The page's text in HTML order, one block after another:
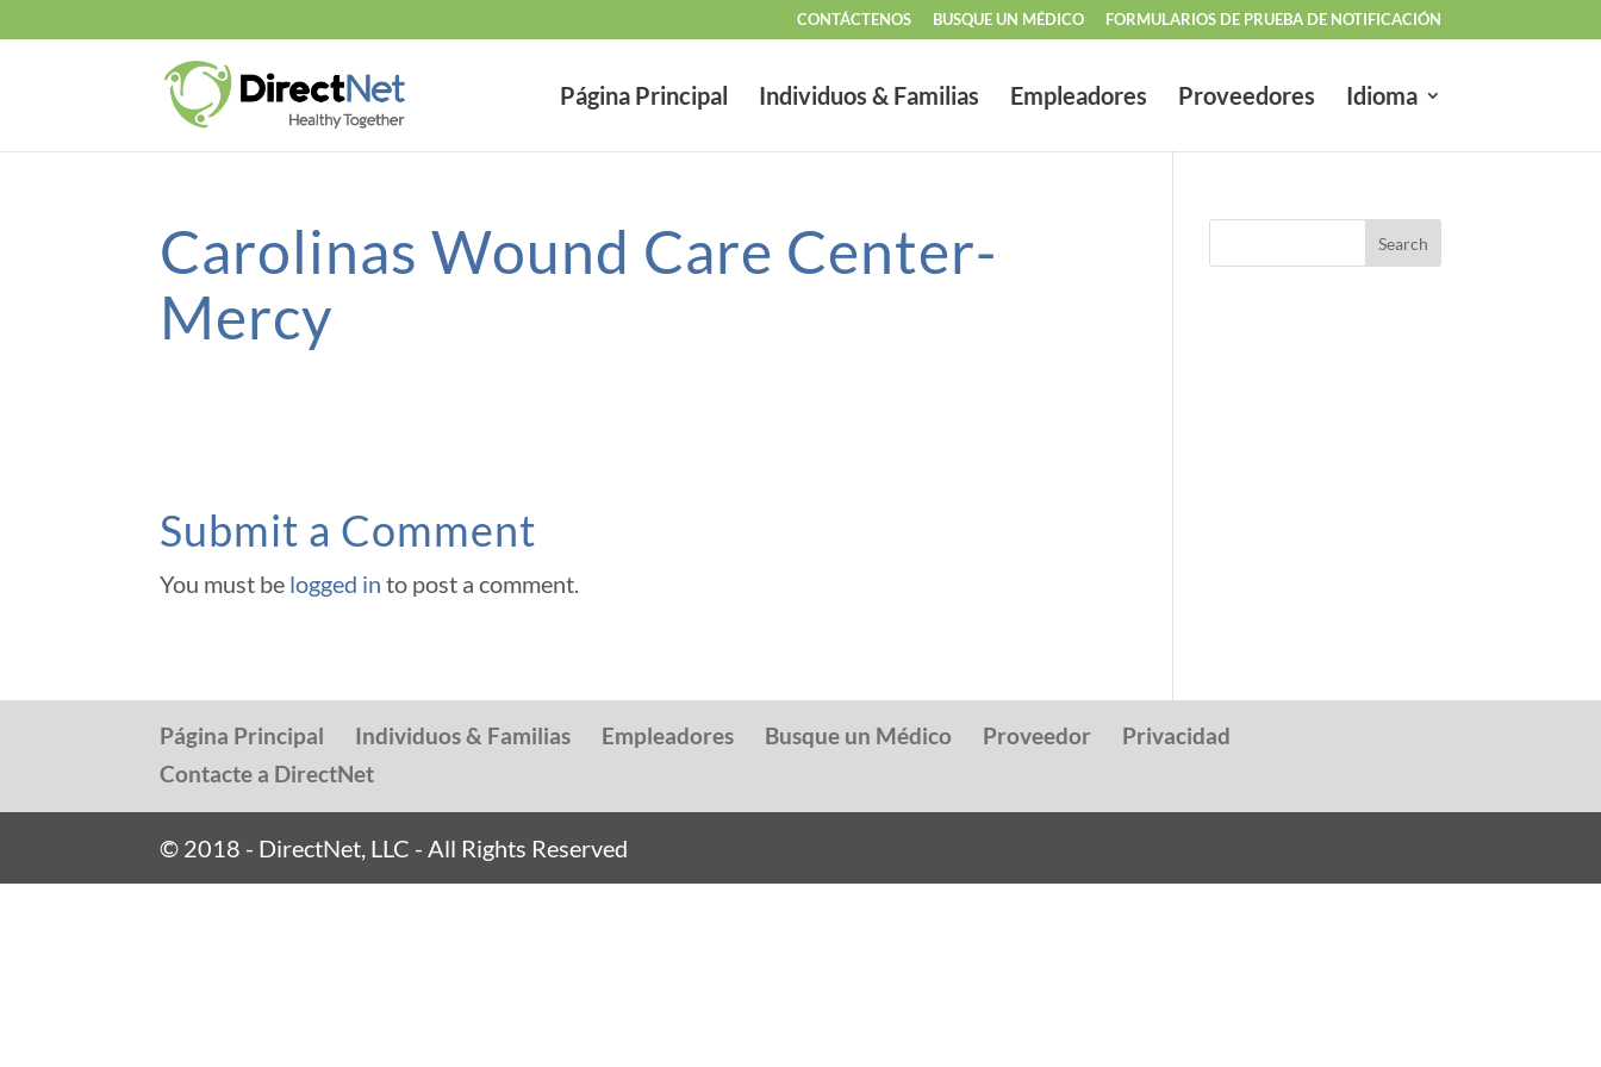
CONTÁCTENOS BUSQUE UN MÉDICO FORMULARIOS DE PRUEBA DE NOTIFICACIÓN
Página Principal Individuos & Familias Empleadores Proveedores Idioma
Carolinas Wound Care Center-
Mercy
Submit a Comment
You must be logged in to post a comment.
Página Principal Individuos & Familias Empleadores Busque un Médico Proveedor
Privacidad
Contacte a DirectNet
© 2018 - DirectNet, LLC - All Rights Reserved